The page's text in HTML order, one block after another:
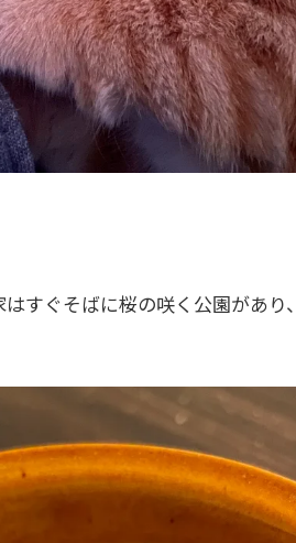
すぐそばに桜の咲く公園があり